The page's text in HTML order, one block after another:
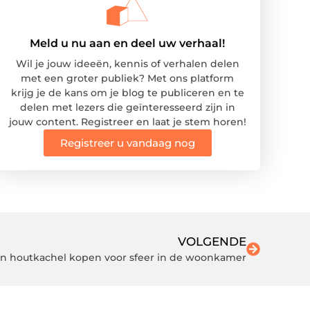
Meld u nu aan en deel uw verhaal!
Wil je jouw ideeën, kennis of verhalen delen
met een groter publiek? Met ons platform
krijg je de kans om je blog te publiceren en te
delen met lezers die geïnteresseerd zijn in
jouw content. Registreer en laat je stem horen!
Registreer u vandaag nog
VOLGENDE
houtkachel kopen voor sfeer in de woonkamer